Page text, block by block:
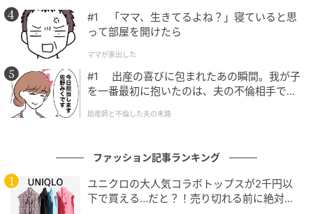
#1 「ママ、生きてるよね？」寝ていると思
って部屋を開けたら
ママが家出した
#1 出産の喜びに包まれたあの瞬間。我が子
を一番最初に抱いたのは、夫の不倫相手でし
助産師と不倫した夫の末路
ファッション記事ランキング
ユニクロの大人気コラボトップスが2千円以
下で買える…だと？！売り切れる前に絶対買